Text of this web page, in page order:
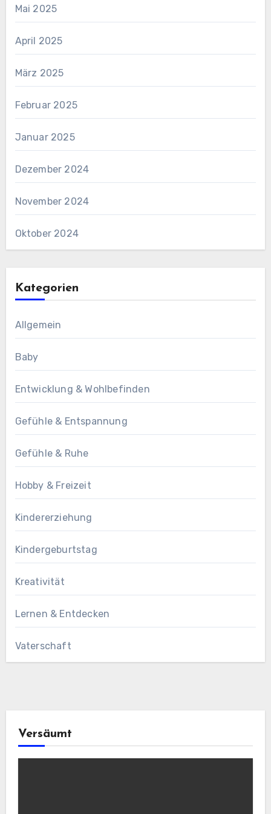
Mai 2025
April 2025
März 2025
Februar 2025
Januar 2025
Dezember 2024
November 2024
Oktober 2024
Kategorien
Allgemein
Baby
Entwicklung & Wohlbefinden
Gefühle & Entspannung
Gefühle & Ruhe
Hobby & Freizeit
Kindererziehung
Kindergeburtstag
Kreativität
Lernen & Entdecken
Vaterschaft
Versäumt